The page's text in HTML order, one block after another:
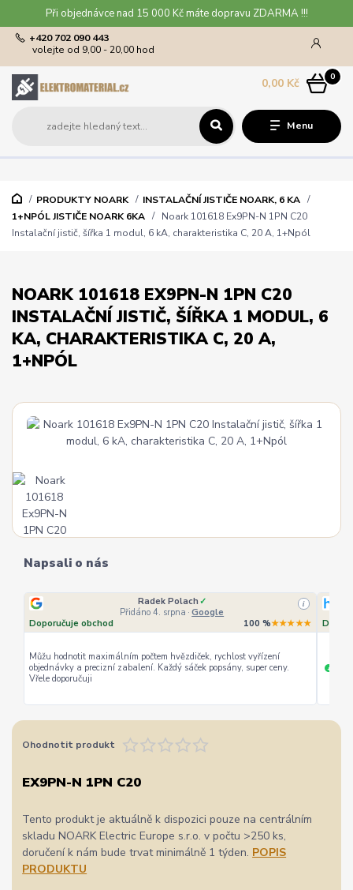
Při objednávce nad 15 000 Kč máte dopravu ZDARMA !!!
Menu
+420 702 090 443
volejte od 9,00 - 20,00 hod
0
0,00 Kč
PRODUKTY NOARK
INSTALAČNÍ JISTIČE NOARK, 6 KA
1+NPÓL JISTIČE NOARK 6KA
Noark 101618 Ex9PN-N 1PN C20
Instalační jistič, šířka 1 modul, 6 kA, charakteristika C, 20 A, 1+Npól
NOARK 101618 EX9PN-N 1PN C20
INSTALAČNÍ JISTIČ, ŠÍŘKA 1 MODUL, 6
KA, CHARAKTERISTIKA C, 20 A,
1+NPÓL
Napsali o nás
Radek Polach ✓
Přidáno 4. srpna · Google
i
Doporučuje obchod 100 %★★★★★
Můžu hodnotit maximálním počtem hvězdiček, rychlost vyřízení
objednávky a precizní zabalení. Každý sáček popsány, super ceny.
Vřele doporučuji
+
Ohodnotit produkt
EX9PN-N 1PN C20
Tento produkt je aktuálně k dispozici pouze na centrálním
skladu NOARK Electric Europe s.r.o. v počtu >250 ks,
doručení k nám bude trvat minimálně 1 týden. POPIS
PRODUKTU